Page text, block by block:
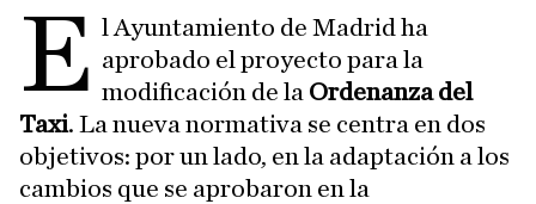
E l Ayuntamiento de Madrid ha
aprobado el proyecto para la
modificación de la Ordenanza del
Taxi. La nueva normativa se centra en dos
objetivos: por un lado, en la adaptación a los
cambios que se aprobaron en la